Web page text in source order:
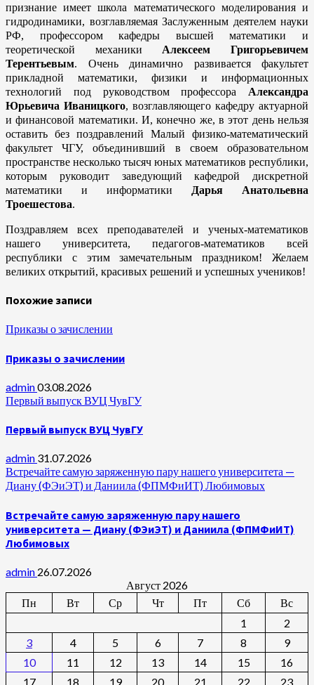
признание имеет школа математического моделирования и
гидродинамики, возглавляемая Заслуженным деятелем науки
РФ, профессором кафедры высшей математики и
теоретической механики Алексеем Григорьевичем
Терентьевым. Очень динамично развивается факультет
прикладной математики, физики и информационных
технологий под руководством профессора Александра
Юрьевича Иваницкого, возглавляющего кафедру актуарной
и финансовой математики. И, конечно же, в этот день нельзя
оставить без поздравлений Малый физико-математический
факультет ЧГУ, объединивший в своем образовательном
пространстве несколько тысяч юных математиков республики,
которым руководит заведующий кафедрой дискретной
математики и информатики
Дарья Анатольевна
Троешестова.
Поздравляем всех преподавателей и ученых-математиков
нашего университета, педагогов-математиков всей
республики с этим замечательным праздником! Желаем
великих открытий, красивых решений и успешных учеников!
Похожие записи
Приказы о зачислении
Приказы о зачислении
admin03.08.2026
Первый выпуск ВУЦ ЧувГУ
Первый выпуск ВУЦ ЧувГУ
admin 31.07.2026
Встречайте самую заряженную пару нашего университета —
Диану (ФЭиЭТ) и Даниила (ФПМФиИТ) Любимовых
Встречайте самую заряженную пару нашего
университета — Диану (ФЭиЭТ) и Даниила (ФПМФиИТ)
Любимовых
admin 26.07.2026
Август 2026
Пн
Вт Ср Чт Пт Сб
Вс
1
2
3
4 5 6 7 8
9
10
11 12 13 14 15
16
17
18 19 20 21 22
23